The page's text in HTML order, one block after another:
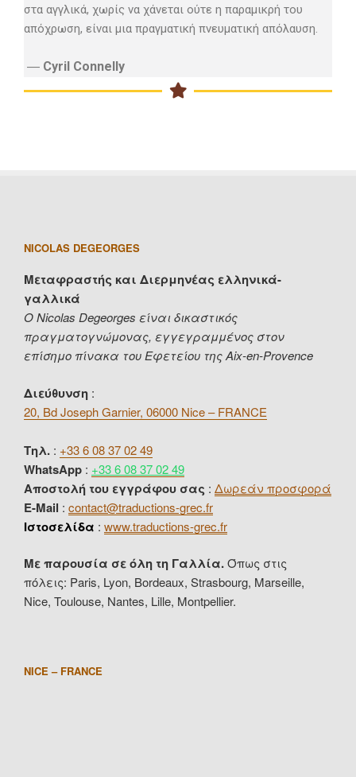
στα αγγλικά, χωρίς να χάνεται ούτε η παραμικρή του
απόχρωση, είναι μια πραγματική πνευματική απόλαυση.
― Cyril Connelly
NICOLAS DEGEORGES
Μεταφραστής και Διερμηνέας ελληνικά-
γαλλικά
Ο Nicolas Degeorges είναι δικαστικός
πραγματογνώμονας, εγγεγραμμένος στον
επίσημο πίνακα του Εφετείου της Aix-en-Provence
Διεύθυνση :
20, Bd Joseph Garnier, 06000 Nice – FRANCE
Τηλ. : +33 6 08 37 02 49
WhatsApp : +33 6 08 37 02 49
Αποστολή του εγγράφου σας : Δωρεάν προσφορά
E-Mail : contact@traductions-grec.fr
Ιστοσελίδα : www.traductions-grec.fr
Με παρουσία σε όλη τη Γαλλία.Όπως στις
πόλεις: Paris, Lyon, Bordeaux, Strasbourg, Marseille,
Nice, Toulouse, Nantes, Lille, Montpellier.
NICE – FRANCE